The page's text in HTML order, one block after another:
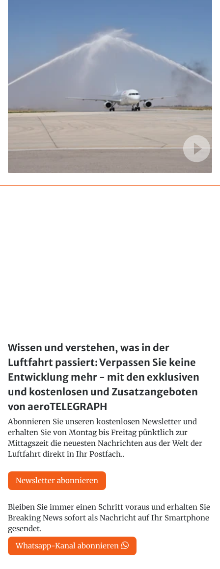
Wissen und verstehen, was in der
Luftfahrt passiert: Verpassen Sie keine
Entwicklung mehr - mit den exklusiven
und kostenlosen und Zusatzangeboten
von aeroTELEGRAPH
Abonnieren Sie unseren kostenlosen Newsletter und
erhalten Sie von Montag bis Freitag pünktlich zur
Mittagszeit die neuesten Nachrichten aus der Welt der
Luftfahrt direkt in Ihr Postfach..
Newsletter abonnieren
Bleiben Sie immer einen Schritt voraus und erhalten Sie
Breaking News sofort als Nachricht auf Ihr Smartphone
gesendet.
Whatsapp-Kanal abonnieren